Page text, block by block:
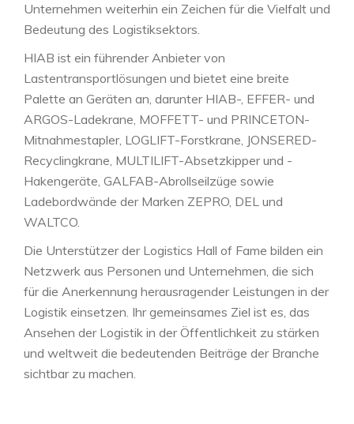
Unternehmen weiterhin ein Zeichen für die Vielfalt und
Bedeutung des Logistiksektors.
HIAB ist ein führender Anbieter von
Lastentransportlösungen und bietet eine breite
Palette an Geräten an, darunter HIAB-, EFFER- und
ARGOS-Ladekrane, MOFFETT- und PRINCETON-
Mitnahmestapler, LOGLIFT-Forstkrane, JONSERED-
Recyclingkrane, MULTILIFT-Absetzkipper und -
Hakengeräte, GALFAB-Abrollseilzüge sowie
Ladebordwände der Marken ZEPRO, DEL und
WALTCO.
Die Unterstützer der Logistics Hall of Fame bilden ein
Netzwerk aus Personen und Unternehmen, die sich
für die Anerkennung herausragender Leistungen in der
Logistik einsetzen. Ihr gemeinsames Ziel ist es, das
Ansehen der Logistik in der Öffentlichkeit zu stärken
und weltweit die bedeutenden Beiträge der Branche
sichtbar zu machen.